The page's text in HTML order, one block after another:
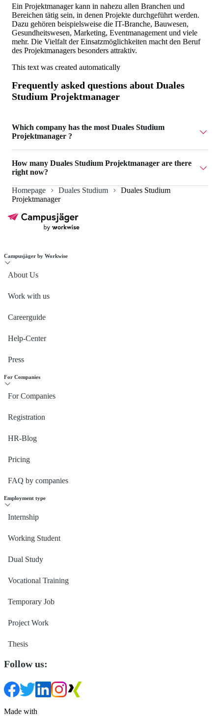
Ein Projektmanager kann in nahezu allen Branchen und
Bereichen tätig sein, in denen Projekte durchgeführt werden.
Dazu gehören beispielsweise die IT-Branche, Bauwesen,
Gesundheitswesen, Marketing, Eventmanagement und viele
mehr. Die Vielfalt der Einsatzmöglichkeiten macht den Beruf
des Projektmanagers besonders attraktiv.
This text was created automatically
Frequently asked questions about Duales
Studium Projektmanager
Which company has the most Duales Studium
Projektmanager ?
Projektmanager .
How many Duales Studium Projektmanager are there
right now?
Currently there are 7 Duales Studium Projektmanager .
Homepage Duales Studium
Duales Studium
Projektmanager
Campusjäger by Workwise
About Us
Work with us
Careerguide
Help-Center
Press
For Companies
For Companies
Registration
HR-Blog
Pricing
FAQ by companies
Employment type
Internship
Working Student
Dual Study
Vocational Training
Temporary Job
Project Work
Thesis
Follow us:
Made with